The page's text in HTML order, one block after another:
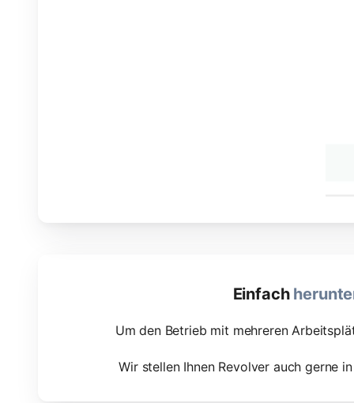
Einfach
Um den Betrieb mit mehreren
Wir stellen Ihnen Revolver auch gerne